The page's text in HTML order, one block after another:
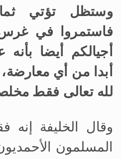
وستظل تؤتي
فاستمروا في
أجيالكم أيضا
أبدا من أي
لله تعالى فقط
وقال الخليفة
المسلمون